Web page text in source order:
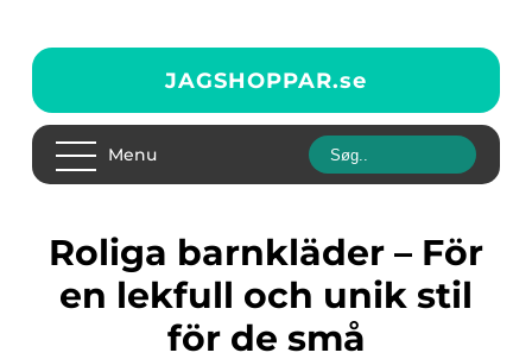
JAGSHOPPAR.se
Menu
Roliga barnkläder – För
en lekfull och unik stil
för de små